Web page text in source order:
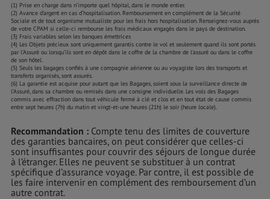
(1) Prise en charge dans n’importe quel hôpital, dans le monde entier.
(2) Avance d’argent en cas d’hospitalisation. Remboursement en complément de la Sécurité
Sociale et de tout organisme mutualiste pour les frais hors hospitalisation. Renseignez-vous auprès
de votre CPAM si celle-ci rembourse les frais médicaux engagés dans le pays de destination.
(3) Frais variables selon les banques émettrices
(4) Les Objets précieux sont uniquement garantis contre le vol et seulement quand ils sont portés
par l’Assuré ou lorsqu’ils sont en dépôt dans le coffre de la chambre de l'assuré ou dans le coffre
de son hôtel.
(5) Seuls les bagages confiés à une compagnie aérienne ou au voyagiste lors des transports et
transferts organisés, sont assurés.
(6) La garantie est acquise pour autant que les Bagages, soient sous la surveillance directe de
l’Assuré, dans sa chambre ou remisés dans une consigne individuelle. Les vols des Bagages
commis avec effraction dans tout véhicule fermé à clé et clos et en tout état de cause commis
entre sept heures (7h) du matin et vingt-et-une heures (21h) le soir (heure locale).
Recommandation : Compte tenu des limites de couverture
des garanties bancaires, on peut considérer que celles-ci
sont insuffisantes pour couvrir des séjours de longue durée
à l’étranger. Elles ne peuvent se substituer à un contrat
spécifique d’assurance voyage. Par contre, il est possible de
les faire intervenir en complément des remboursement d’un
autre contrat.